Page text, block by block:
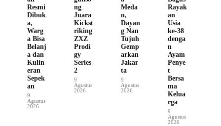
Resmi
Dibuk
a,
Warg
a Bisa
Belanj
a dan
Kulin
eran
Sepek
an
9
Agustus
2026
ng
Juara
Kickst
riking
ZXZ
Prodi
gy
Series
2
9
Agustus
2026
Meda
n,
Dayan
g Nan
Tujuh
Gemp
arkan
Jakar
ta
9
Agustus
2026
Rayak
an
Usia
ke-38
denga
n
Ayam
Penye
t
Bersa
ma
Kelua
rga
9
Agustus
2026